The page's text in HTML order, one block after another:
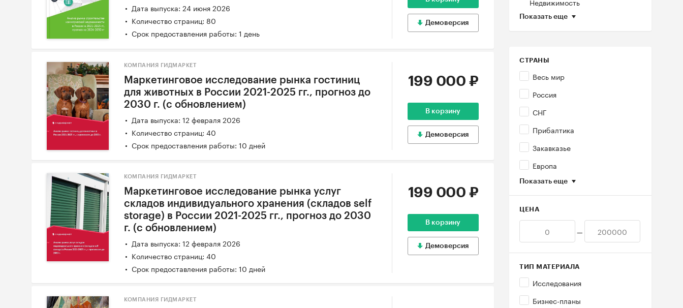
Показать еще
СТРАНЫ
Весь мир
Россия
СНГ
Прибалтика
Закавказье
Европа
Показать еще
ЦЕНА
—
ТИП МАТЕРИАЛА
Исследования
Бизнес-планы
Дата выпуска: 24 июня 2026
Количество страниц: 80
Срок предоставления работы: 1 день
Демоверсия
КОМПАНИЯ ГИДМАРКЕТ
Маркетинговое исследование рынка гостиниц
для животных в России 2021-2025 гг., прогноз до
2030 г. (с обновлением)
Дата выпуска: 12 февраля 2026
Количество страниц: 40
Срок предоставления работы: 10 дней
199 000 ₽
В корзину
Демоверсия
КОМПАНИЯ ГИДМАРКЕТ
Маркетинговое исследование рынка услуг
складов индивидуального хранения (складов self
storage) в России 2021-2025 гг., прогноз до 2030
г. (с обновлением)
Дата выпуска: 12 февраля 2026
Количество страниц: 40
Срок предоставления работы: 10 дней
199 000 ₽
В корзину
Демоверсия
КОМПАНИЯ ГИДМАРКЕТ